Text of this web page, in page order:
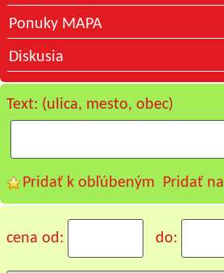
Ponuky MAPA
Diskusia
Text: (ulica, mesto, obec)
Pridať k obľúbeným Pridať na
cena od: do: